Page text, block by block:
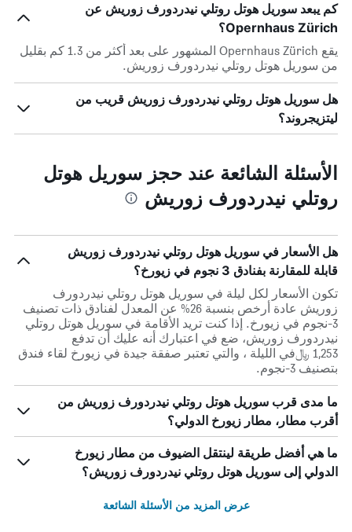
كم يبعد سوريل هوتل روتلي نيدردورف زوريش عن
Opernhaus Zürich؟
يقع Opernhaus Zürich المشهور على بعد أكثر من 1.3 كم بقليل
من سوريل هوتل روتلي نيدردورف زوريش.
هل سوريل هوتل روتلي نيدردورف زوريش قريب من
ليتزيجروند؟
الأسئلة الشائعة عند حجز سوريل هوتل
روتلي نيدردورف زوريش
هل الأسعار في سوريل هوتل روتلي نيدردورف زوريش
قابلة للمقارنة بفنادق 3 نجوم في زيورخ؟
تكون الأسعار لكل ليلة في سوريل هوتل روتلي نيدردورف
زوريش عادة أرخص بنسبة 26% عن المعدل لفنادق ذات تصنيف
3-نجوم في زيورخ. إذا كنت تريد الأقامة في سوريل هوتل روتلي
نيدردورف زوريش، ضع في اعتبارك أنه عليك أن تدفع
1,253 ﷼في الليلة ، والتي تعتبر صفقة جيدة في زيورخ لقاء فندق
بتصنيف 3-نجوم.
ما مدى قرب سوريل هوتل روتلي نيدردورف زوريش من
أقرب مطار، مطار زيورخ الدولي؟
ما هي أفضل طريقة لينتقل الضيوف من مطار زيورخ
الدولي إلى سوريل هوتل روتلي نيدردورف زوريش؟
عرض المزيد من الأسئلة الشائعة